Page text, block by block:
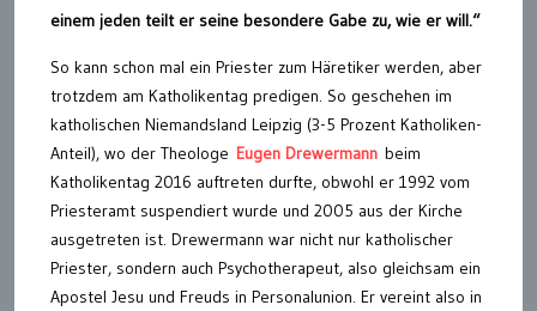
einem jeden teilt er seine besondere Gabe zu, wie er will.“
So kann schon mal ein Priester zum Häretiker werden, aber
trotzdem am Katholikentag predigen. So geschehen im
katholischen Niemandsland Leipzig (3-5 Prozent Katholiken-
Anteil), wo der Theologe Eugen Drewermann beim
Katholikentag 2016 auftreten durfte, obwohl er 1992 vom
Priesteramt suspendiert wurde und 2005 aus der Kirche
ausgetreten ist. Drewermann war nicht nur katholischer
Priester, sondern auch Psychotherapeut, also gleichsam ein
Apostel Jesu und Freuds in Personalunion. Er vereint also in